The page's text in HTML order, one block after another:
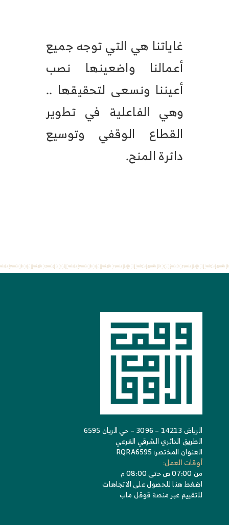
غاياتنا هي التي توجه جميع
أعمالنا واضعينها نصب
أعيننا ونسعى لتحقيقها ..
وهي الفاعلية في تطوير
القطاع الوقفي وتوسيع
دائرة المنح.
الرياض 14213 – 3096 – حي الريان 6595
الطريق الدائري الشرقي الفرعي
العنوان المختصر: RQRA6595
أوقات العمل:
من 07:00 ص حتى 08:00 م
اضغط هنا للحصول على الاتجاهات
للتقييم عبر منصة قوقل ماب